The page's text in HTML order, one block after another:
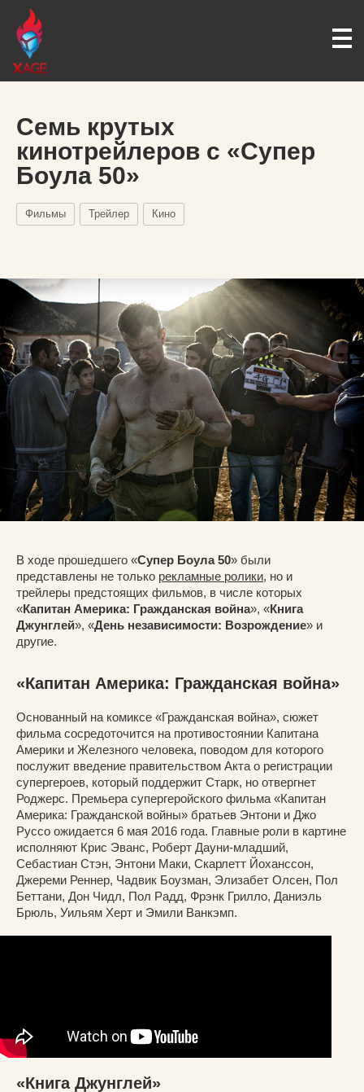
Семь крутых
кинотрейлеров с «Супер
Боула 50»
Фильмы Трейлер Кино
В ходе прошедшего «Супер Боула 50» были
представлены не только рекламные ролики, но и
трейлеры предстоящих фильмов, в числе которых
«Капитан Америка: Гражданская война», «Книга
Джунглей», «День независимости: Возрождение» и
другие.
«Капитан Америка: Гражданская война»
Основанный на комиксе «Гражданская война», сюжет
фильма сосредоточится на противостоянии Капитана
Америки и Железного человека, поводом для которого
послужит введение правительством Акта о регистрации
супергероев, который поддержит Старк, но отвергнет
Роджерс. Премьера супергеройского фильма «Капитан
Америка: Гражданской войны» братьев Энтони и Джо
Руссо ожидается 6 мая 2016 года. Главные роли в картине
исполняют Крис Эванс, Роберт Дауни-младший,
Себастиан Стэн, Энтони Маки, Скарлетт Йоханссон,
Джереми Реннер, Чадвик Боузман, Элизабет Олсен, Пол
Беттани, Дон Чидл, Пол Радд, Фрэнк Грилло, Даниэль
Брюль, Уильям Херт и Эмили Ванкэмп.
«Книга Джунглей»